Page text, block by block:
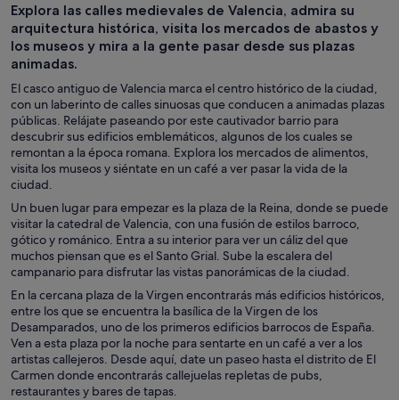
Explora las calles medievales de Valencia, admira su
arquitectura histórica, visita los mercados de abastos y
los museos y mira a la gente pasar desde sus plazas
animadas.
El casco antiguo de Valencia marca el centro histórico de la ciudad,
con un laberinto de calles sinuosas que conducen a animadas plazas
públicas. Relájate paseando por este cautivador barrio para
descubrir sus edificios emblemáticos, algunos de los cuales se
remontan a la época romana. Explora los mercados de alimentos,
visita los museos y siéntate en un café a ver pasar la vida de la
ciudad.
Un buen lugar para empezar es la plaza de la Reina, donde se puede
visitar la catedral de Valencia, con una fusión de estilos barroco,
gótico y románico. Entra a su interior para ver un cáliz del que
muchos piensan que es el Santo Grial. Sube la escalera del
campanario para disfrutar las vistas panorámicas de la ciudad.
En la cercana plaza de la Virgen encontrarás más edificios históricos,
entre los que se encuentra la basílica de la Virgen de los
Desamparados, uno de los primeros edificios barrocos de España.
Ven a esta plaza por la noche para sentarte en un café a ver a los
artistas callejeros. Desde aquí, date un paseo hasta el distrito de El
Carmen donde encontrarás callejuelas repletas de pubs,
restaurantes y bares de tapas.